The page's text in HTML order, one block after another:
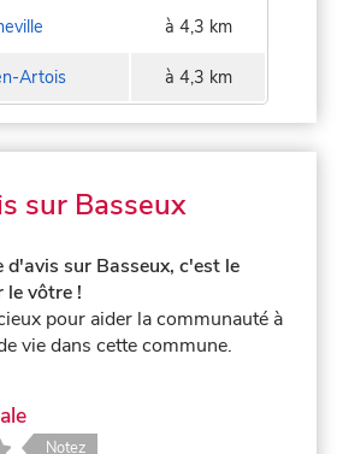
à 4,3 km
Artois à 4,3 km
sur Basseux
d'avis sur Basseux, c'est le
le vôtre !
pour aider la communauté à
vie dans cette commune.
Notez